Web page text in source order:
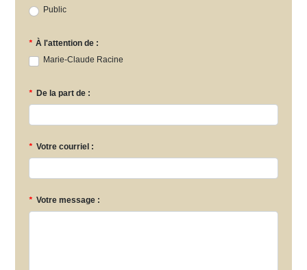
Public
* À l'attention de :
Marie-Claude Racine
* De la part de :
* Votre courriel :
* Votre message :